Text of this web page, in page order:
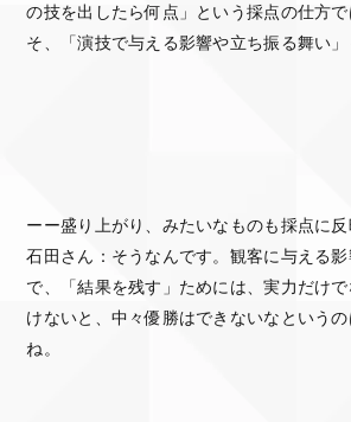
の技を出したら何点」という採点の仕方で
そ、「演技で与える影響や立ち振る舞い」
ーー盛り上がり、みたいなものも採点に
石田さん：そうなんです。観客に与える
で、「結果を残す」ためには、実力だけ
けないと、中々優勝はできないなという
ね。